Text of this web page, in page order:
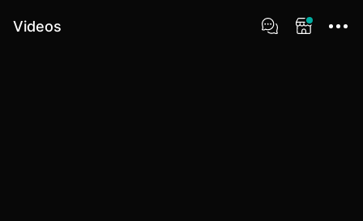
Videos